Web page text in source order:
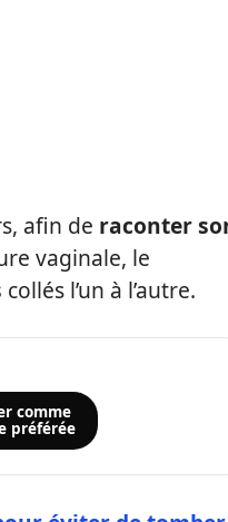
afin de raconter
vaginale, le
collés l’un à l’autre.
comme
préférée